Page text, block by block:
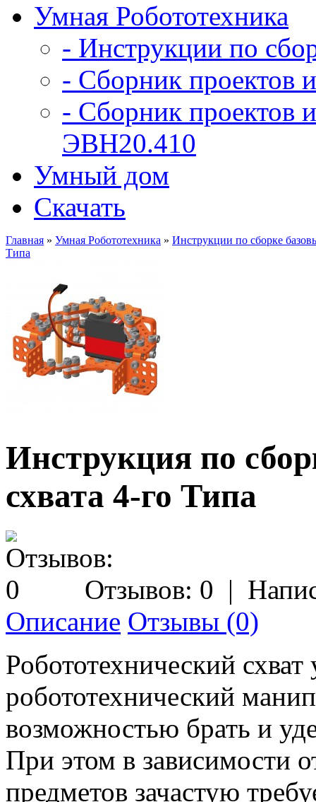
Умная Робототехника
- Инструкции по
- Сборник проектов
- Сборник проектов
ЭВН20.410
Умный дом
Скачать
Главная » Умная Робототехника » Инструкции по сборке
Типа
Инструкция по
схвата 4-го Типа
Отзывов: 0 |
Описание Отзывы (0)
Робототехнический схват
робототехнический
возможностью брать и
При этом в зависимости
предметов зачастую